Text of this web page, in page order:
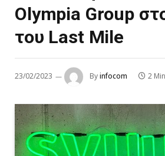
Olympia Group
του Last Mile
23/02/2023 Byinfocom 2